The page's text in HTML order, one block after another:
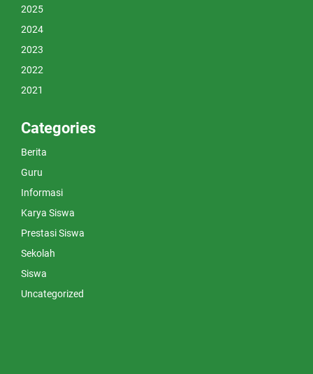
2025
2024
2023
2022
2021
Categories
Berita
Guru
Informasi
Karya Siswa
Prestasi Siswa
Sekolah
Siswa
Uncategorized